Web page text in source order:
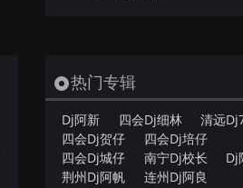
热门专辑
Dj阿新 四会Dj细林
清远
四会Dj贺仔
四会Dj培仔
四会Dj城仔
南宁Dj校长
Dj
荆州Dj阿帆
连州Dj阿良